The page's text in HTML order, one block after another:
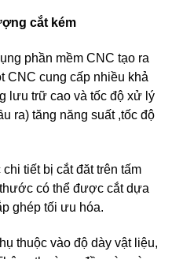
cắt kém
phần mềm CNC tạo ra
CNC cung cấp nhiều khả
lưu trữ cao và tốc độ xử lý
ra) tăng năng suất ,tốc độ
tiết bị cắt đăt trên tấm
có thể được cắt dựa
ghép tối ưu hóa.
thuộc vào độ dày vật liệu,